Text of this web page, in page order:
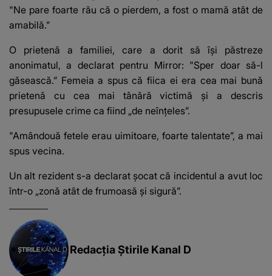
"Ne pare foarte rău că o pierdem, a fost o mamă atât de
amabilă.”
O prietenă a familiei, care a dorit să își păstreze
anonimatul, a declarat pentru Mirror: "Sper doar să-l
găsească.” Femeia a spus că fiica ei era cea mai bună
prietenă cu cea mai tânără victimă și a descris
presupusele crime ca fiind „de neînțeles”.
"Amândouă fetele erau uimitoare, foarte talentate”, a mai
spus vecina.
Un alt rezident s-a declarat șocat că incidentul a avut loc
într-o „zonă atât de frumoasă și sigură”.
Redacția Știrile Kanal D